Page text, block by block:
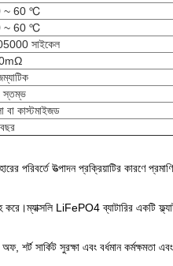
~ 60 ℃
~ 60 ℃
সাইকেল
স্তম্ভ
বা কাস্টমাইজড
পরিবর্তে উত্পাদন প্রক্রিয়াটির কারণে
করে।ম্যাক্সলি LiFePO4 ব্যাটারির একটি
সার্কিট সুরক্ষা এবং বর্ধমান কর্মক্ষমতা